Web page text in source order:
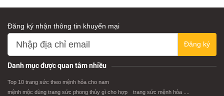
XEM CHI TIẾT XEM CHI TIẾT
Đăng ký nhận thông tin khuyến mại
Đăng ký
Danh mục được quan tâm nhiều
Top 10 trang sức theo mệnh hỏa cho nam
mệnh mộc dùng trang sức phong thủy gì cho hợp
trang sức mệnh hỏa ....